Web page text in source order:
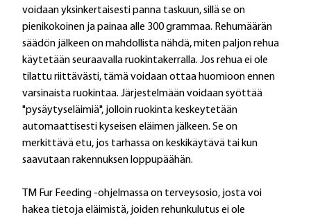
voidaan yksinkertaisesti panna taskuun, sillä se on
pienikokoinen ja painaa alle 300 grammaa. Rehumäärän
säädön jälkeen on mahdollista nähdä, miten paljon rehua
käytetään seuraavalla ruokintakerralla. Jos rehua ei ole
tilattu riittävästi, tämä voidaan ottaa huomioon ennen
varsinaista ruokintaa. Järjestelmään voidaan syöttää
"pysäytyseläimiä", jolloin ruokinta keskeytetään
automaattisesti kyseisen eläimen jälkeen. Se on
merkittävä etu, jos tarhassa on keskikäytävä tai kun
saavutaan rakennuksen loppupäähän.
TM Fur Feeding -ohjelmassa on terveysosio, josta voi
hakea tietoja eläimistä, joiden rehunkulutus ei ole